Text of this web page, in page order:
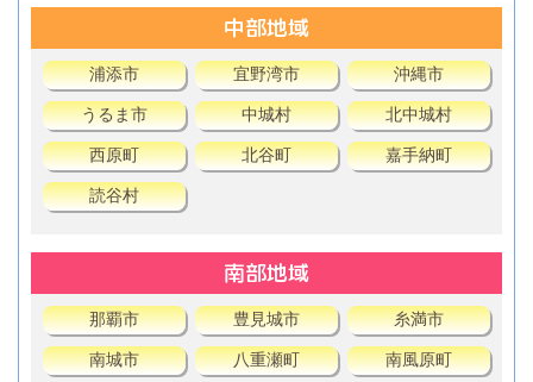
中部地域
浦添市 宜野湾市 沖縄市
うるま市 中城村 北中城村
西原町 北谷町 嘉手納町
読谷村
南部地域
那覇市 豊見城市 糸満市
南城市 八重瀬町 南風原町